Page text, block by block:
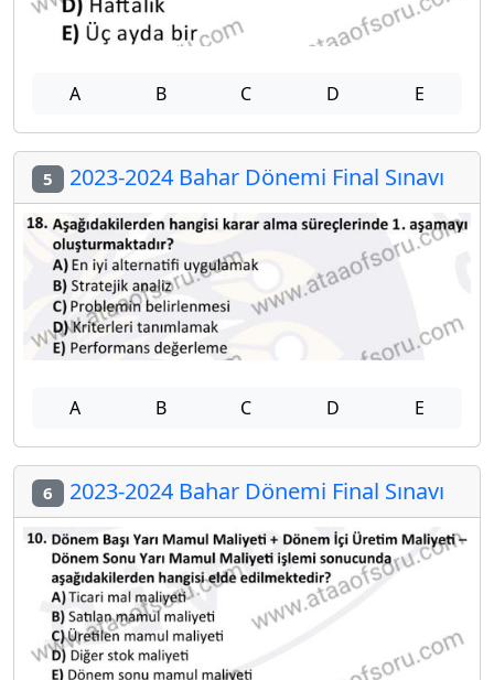
A B C D E
5 2023-2024 Bahar Dönemi Final Sınavı
A B C D E
6 2023-2024 Bahar Dönemi Final Sınavı